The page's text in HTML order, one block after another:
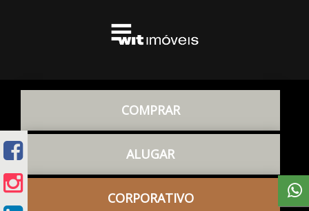
COMPRAR
ALUGAR
CORPORATIVO